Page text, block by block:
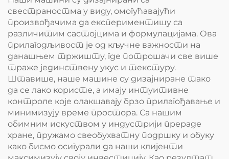
свестраностма у виду, омогућавајући
произвођачима да експериментишу са
различитим састојцима и формулацијама. Ова
прилагодљивост је од кључне важности на
данашњем тржишту, где потрошачи све више
траже јединствену укус и текстуру.
Штавише, наше машине су дизајниране тако
да се лако користе, а имају интуитивне
контроле које олакшавају брзо прилагођавање и
минимизују време простора. Са нашим
обимним искуством у индустрији прераде
хране, пружамо свеобухватну подршку и обуку
како бисмо осигурали да наши клијенти